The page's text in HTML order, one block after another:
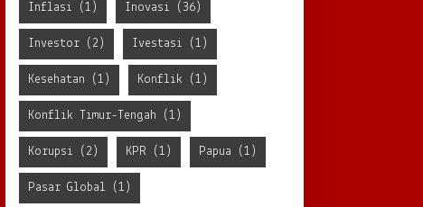
Inflasi (1) Inovasi (36)
Investor(2) Ivestasi (1)
Kesehatan (1) Konflik (1)
Konflik Timur-Tengah (1)
Korupsi (2) KPR (1) Papua (1)
Pasar Global (1)